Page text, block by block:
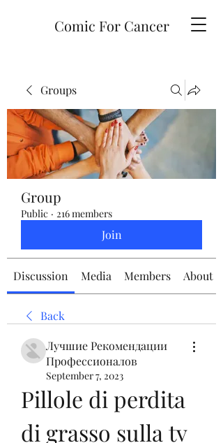
Comic For Cancer
Groups
Group
Public · 216 members
Join
Discussion Media Members About
Back
Лучшие Рекомендации
Профессионалов
September 7, 2023
Pillole di perdita
di grasso sulla tv